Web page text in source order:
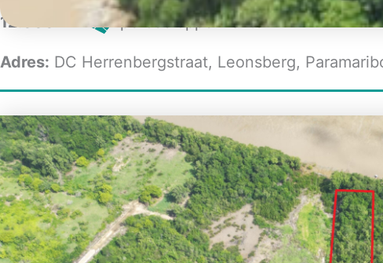
12.000 m²
perceeloppervlakte
Adres: DC Herrenbergstraat, Leonsberg,